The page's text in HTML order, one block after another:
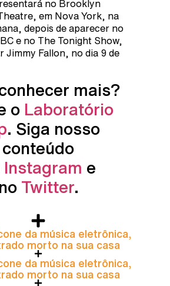
no Brooklyn
em Nova York, na
depois de aparecer no
e no The Tonight Show,
Jimmy Fallon, no dia 9 de
mais?
o Laboratório
. Siga nosso
conteúdo
Instagram e
no Twitter.
da música eletrônica,
morto na sua casa
da música eletrônica,
morto na sua casa